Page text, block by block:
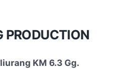
PRODUCTION
KM 6.3 Gg.